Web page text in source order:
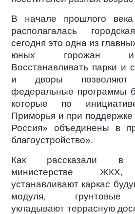
В начале прошлого
располагалась
сегодня это одна из
юных горожан и
Восстанавливать парки и
и дворы
федеральные программы
которые по
Приморья и при
Россия» объединены в
благоустройство».
Как рассказали в
министерстве ЖКХ,
устанавливают каркас
модуля, грунтовые
укладывают террасную